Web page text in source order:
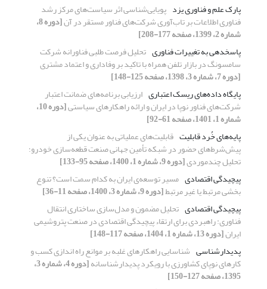
پارک علم و فناوری یزد پویایی‌شناسی اثر سیاست‌های مرکز رشد
فناوری اطلاعات بر تاب‌آوری شرکت‌های فناور مستقر در آن [دوره 8،
شماره 2، 1399، صفحه 177-208]
پاسخ‏دهی به تغییرات فناوری تحلیل فرصت طلبی فناورانه شرکت
سامسونگ در بازار تلفن همراه با تاکید بر وفاداری و اعتماد مشتری
[دوره 7، شماره 3، 1398، صفحه 125-148]
پایگاه داده‌های ریسک اعتباری ارزیابی برنامه‌های ضمانت اعتبار
شرکت‌های فناور نوپا در ایران و ارائه راهکارهای سیاستی [دوره 10،
شماره 1، 1401، صفحه 61-92]
پایه‌های خُرد قابلیت قابلیت‌های عملیاتی به عنوان یکی از
پیش‌شرط‌های حضور در شبکه تأمین جهانی صنعت قطعه‌سازی خودرو؛
تحلیل چندموردی[دوره 9، شماره 1، 1400، صفحه 95-133]
پیچیدگی اقتصادی مسیر توسعه‌ی ایران به کدام سمت است؟ تنوع
بخشی مرتبط یا غیر مرتبط[دوره 9، شماره 3، 1400، صفحه 11-36]
پیچیدگی اقتصادی تحلیل مضمون و مدل‌سازی ساختاری انتقال
فناوری: راهبردی برای ارتقاء پیچیدگی اقتصادی در صنعت پتروشیمی
ایران[دوره 13، شماره 1، 1404، صفحه 117-148]
پدیدار‌شناسی شناسایی راهکارهای غلبه بر موانع راه اندازی کسب و
کارهای نوپای کشاورزی با رویکرد پدیدارشناسانه [دوره 4، شماره 3،
1395، صفحه 127-150]